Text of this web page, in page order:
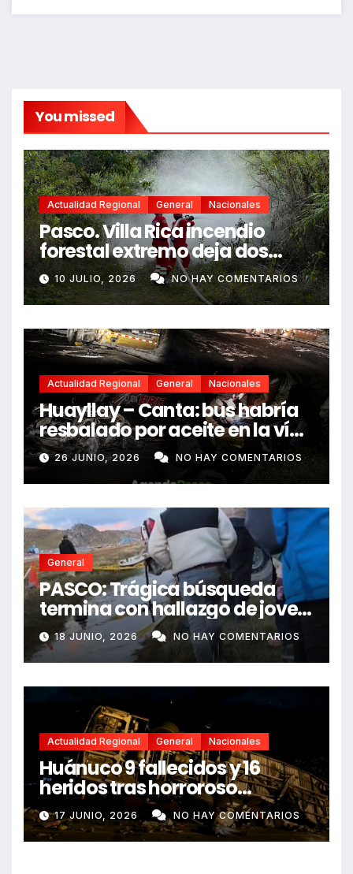
You missed
Actualidad Regional General Nacionales
Pasco. Villa Rica incendio
forestal extremo deja dos
fallecidos y heridos
10 JULIO, 2026 NO HAY COMENTARIOS
Actualidad Regional General Nacionales
Huayllay – Canta: bus habría
resbalado por aceite en la vía
e impactó auto siniestrado
dejando dos fallecidos
26 JUNIO, 2026 NO HAY COMENTARIOS
General
PASCO: Trágica búsqueda
termina con hallazgo de joven
sin vida en Rancas
18 JUNIO, 2026 NO HAY COMENTARIOS
Actualidad Regional General Nacionales
Huánuco 9 fallecidos y 16
heridos tras horroroso
despiste de bus Real Chancas
que impactó contra vivienda
17 JUNIO, 2026 NO HAY COMENTARIOS